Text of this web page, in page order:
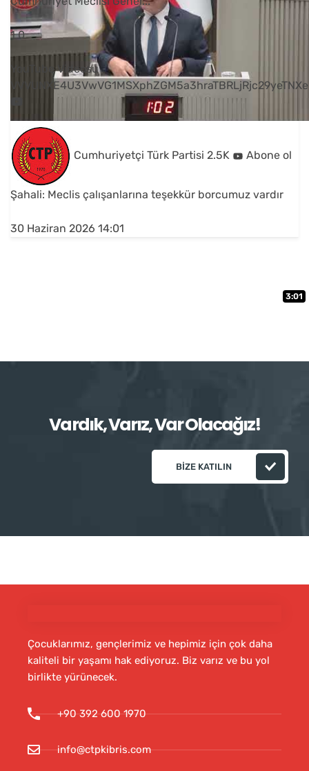
3:01
1 0
YouTube Videosu
Cumhuriyetçi Türk Partisi 2.5K Abone ol
Şahali: Meclis çalışanlarına teşekkür borcumuz vardır
30 Haziran 2026 14:01
Vardık, Varız, Var Olacağız!
BIZE KATILIN
Çocuklarımız, gençlerimiz ve hepimiz için çok daha
kaliteli bir yaşamı hak ediyoruz. Biz varız ve bu yol
birlikte yürünecek.
+90 392 600 1970
info@ctpkibris.com